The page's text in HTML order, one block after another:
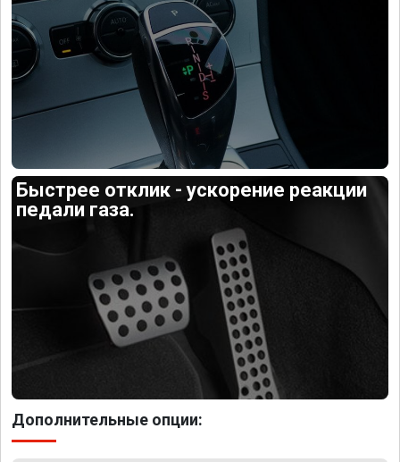
Быстрее отклик - ускорение реакции
педали газа.
Дополнительные опции: